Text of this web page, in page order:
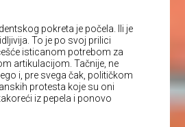
pokreta je počela. Ili je
To je po svoj prilici
isticanom potrebom za
artikulacijom. Tačnije, ne
i, pre svega čak, političkom
protesta koje su oni
iz pepela i ponovo